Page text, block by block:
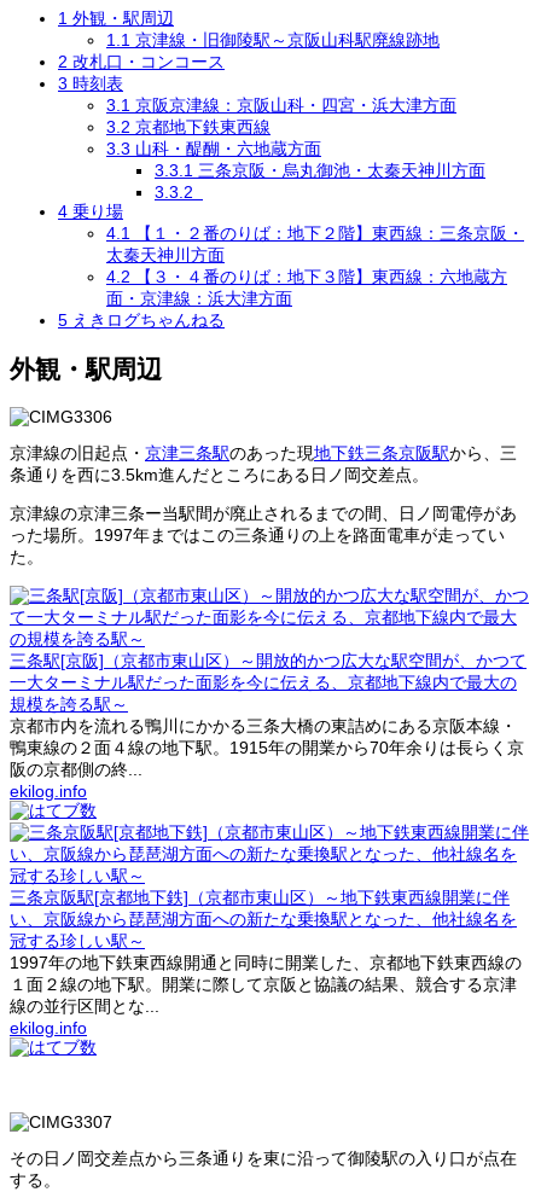
1 外観・駅周辺
1.1 京津線・旧御陵駅～京阪山科駅廃線跡地
2 改札口・コンコース
3 時刻表
3.1 京阪京津線：京阪山科・四宮・浜大津方面
3.2 京都地下鉄東西線
3.3 山科・醍醐・六地蔵方面
3.3.1 三条京阪・烏丸御池・太秦天神川方面
3.3.2
4 乗り場
4.1
【１・２番のりば：地下２階】東西線：三条京阪・
太秦天神川方面
4.2 【３・４番のりば：地下３階】東西線：六地蔵方
面・京津線：浜大津方面
5 えきログちゃんねる
外観・駅周辺
京津線の旧起点・ 京津三条駅のあった現地下鉄三条京阪駅から、三
条通りを西に3.5km進んだところにある日ノ岡交差点。
京津線の京津三条ー当駅間が廃止されるまでの間、日ノ岡電停があ
った場所。1997年まではこの三条通りの上を路面電車が走ってい
た。
三条駅[京阪]（京都市東山区）～開放的かつ広大な駅空間が、かつて
一大ターミナル駅だった面影を今に伝える、京都地下線内で最大の
規模を誇る駅～
京都市内を流れる鴨川にかかる三条大橋の東詰めにある京阪本線・
鴨東線の２面４線の地下駅。1915年の開業から70年余りは長らく京
阪の京都側の終...
ekilog.info
三条京阪駅[京都地下鉄]（京都市東山区）～地下鉄東西線開業に伴
い、京阪線から琵琶湖方面への新たな乗換駅となった、他社線名を
冠する珍しい駅～
1997年の地下鉄東西線開通と同時に開業した、京都地下鉄東西線の
１面２線の地下駅。開業に際して京阪と協議の結果、競合する京津
線の並行区間とな...
ekilog.info
その日ノ岡交差点から三条通りを東に沿って御陵駅の入り口が点在
する。